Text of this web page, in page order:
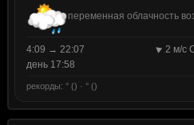
переменная облачность
4:09 → 22:07
2 м/с
день 17:58
рекорды: ° () · ° ()